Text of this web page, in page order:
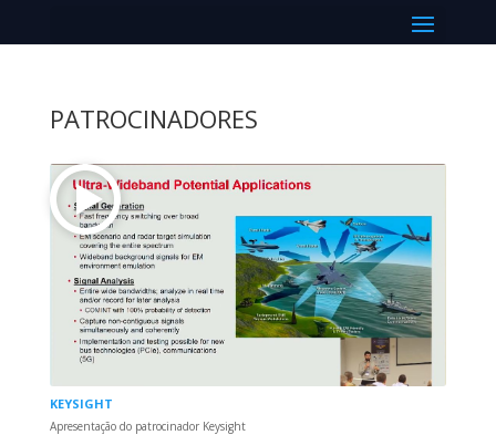
PATROCINADORES
KEYSIGHT
Apresentação do patrocinador Keysight